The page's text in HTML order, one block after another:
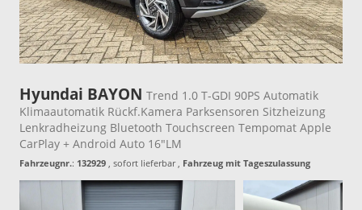
Hyundai BAYON Trend 1.0 T-GDI 90PS Automatik
Klimaautomatik Rückf.Kamera Parksensoren Sitzheizung
Lenkradheizung Bluetooth Touchscreen Tempomat Apple
CarPlay + Android Auto 16"LM
Fahrzeugnr.: 132929 , sofort lieferbar, Fahrzeug mit Tageszulassung